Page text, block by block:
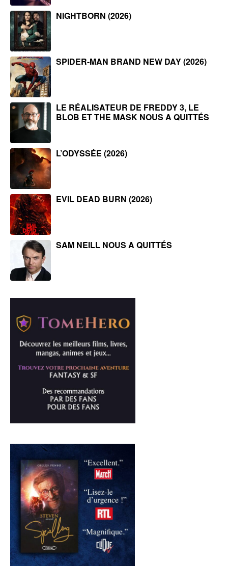
NIGHTBORN (2026)
SPIDER-MAN BRAND NEW DAY (2026)
LE RÉALISATEUR DE FREDDY 3, LE
BLOB ET THE MASK NOUS A QUITTÉS
L’ODYSSÉE (2026)
EVIL DEAD BURN (2026)
SAM NEILL NOUS A QUITTÉS